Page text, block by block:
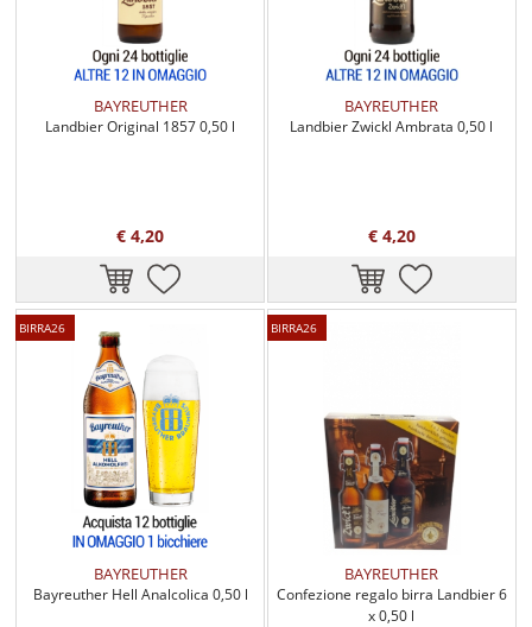
BAYREUTHER
Landbier Original 1857 0,50 l
€ 4,20
BAYREUTHER
Landbier Zwickl Ambrata 0,50 l
€ 4,20
BIRRA26
BAYREUTHER
Bayreuther Hell Analcolica 0,50 l
BIRRA26
BAYREUTHER
Confezione regalo birra Landbier 6
x 0,50 l